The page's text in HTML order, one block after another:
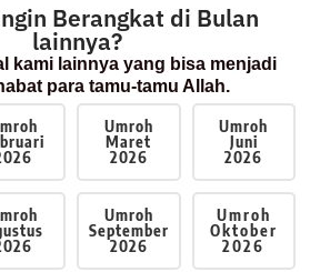
Berangkat di Bulan
lainnya?
kami lainnya yang bisa menjadi
para tamu-tamu Allah.
Umroh
Maret
2026
Umroh
Juni
2026
Umroh
September
2026
Umroh
Oktober
2026